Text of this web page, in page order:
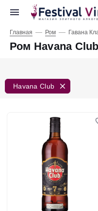
Главная — Ром — Гавана
Ром Havana Club
Havana Club